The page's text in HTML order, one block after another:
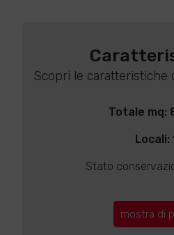
Scopri le caratteristiche
Totale mq:
Locali:
Stato
mostra di